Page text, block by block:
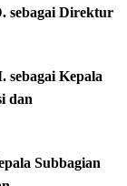
sebagai Direktur
sebagai Kepala
dan
Subbagian